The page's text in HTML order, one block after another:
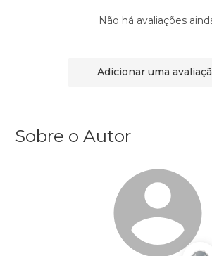
Não há avaliações
Adicionar uma
Sobre o Autor